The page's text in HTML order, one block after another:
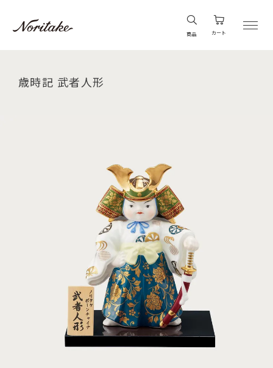
商品 カート
歳時記 武者人形